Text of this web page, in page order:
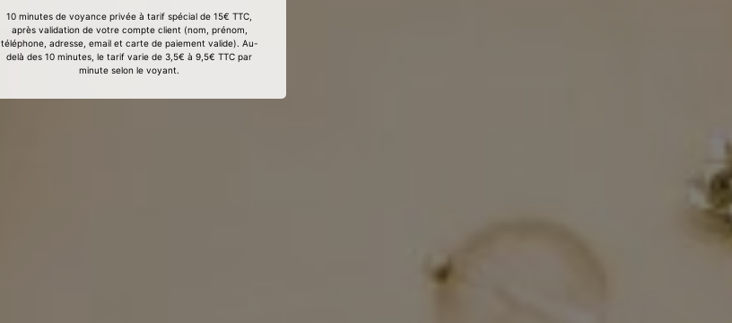
10 minutes de voyance privée à tarif spécial de 15€ TTC,
après validation de votre compte client (nom, prénom,
téléphone, adresse, email et carte de paiement valide). Au-
delà des 10 minutes, le tarif varie de 3,5€ à 9,5€ TTC par
minute selon le voyant.